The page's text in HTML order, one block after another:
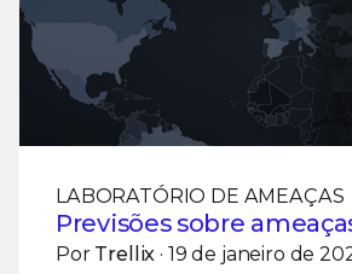
LABORATÓRIO DE AMEAÇAS
Previsões sobre
Por Trellix · 19 de janeiro de